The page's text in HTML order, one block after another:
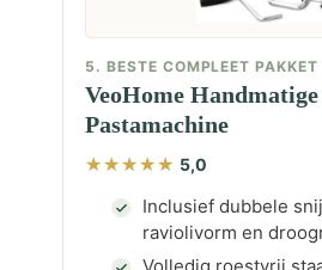
5. BESTE COMPLEET PAKKET
VeoHome Handmatige
Pastamachine
5,0
Inclusief dubbele
raviolivorm en